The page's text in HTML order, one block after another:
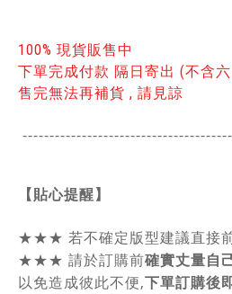
100% 現貨販售中
下單完成付款 隔日寄出 (不含
售完無法再補貨 , 請見諒
【貼心提醒】
★★★ 若不確定版型建議直接
★★★ 請於訂購前確實丈量自
以免造成彼此不便,下單訂購後